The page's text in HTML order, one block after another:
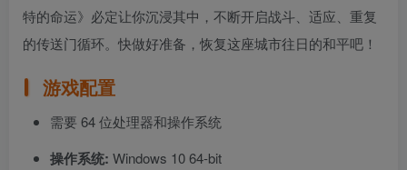
特的命运》必定让你沉浸其中，不断开启战斗、适应、重复
的传送门循环。快做好准备，恢复这座城市往日的和平吧！
游戏配置
需要 64 位处理器和操作系统
操作系统: Windows 10 64-bit